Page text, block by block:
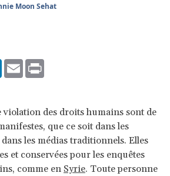
Moon Sehat
LinkedIn
Email
violation des droits humains sont de
que ce soit dans les
les médias traditionnels. Elles
et conservées pour les enquêtes
comme en Syrie. Toute personne